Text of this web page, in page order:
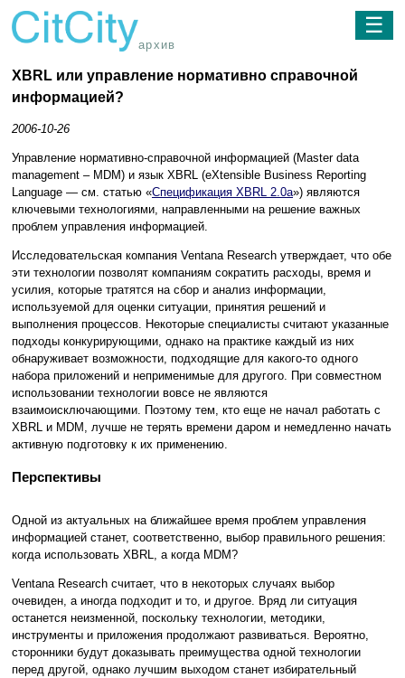
архив
☰
XBRL или управление нормативно справочной
информацией?
2006-10-26
Управление нормативно-справочной информацией (Master data
management – MDM) и язык XBRL (eXtensible Business Reporting
Language — cм. статью «Спецификация XBRL 2.0a») являются
ключевыми технологиями, направленными на решение важных
проблем управления информацией.
Исследовательская компания Ventana Research утверждает, что обе
эти технологии позволят компаниям сократить расходы, время и
усилия, которые тратятся на сбор и анализ информации,
используемой для оценки ситуации, принятия решений и
выполнения процессов. Некоторые специалисты считают указанные
подходы конкурирующими, однако на практике каждый из них
обнаруживает возможности, подходящие для какого-то одного
набора приложений и неприменимые для другого. При совместном
использовании технологии вовсе не являются
взаимоисключающими. Поэтому тем, кто еще не начал работать с
XBRL и MDM, лучше не терять времени даром и немедленно начать
активную подготовку к их применению.
Перспективы
Одной из актуальных на ближайшее время проблем управления
информацией станет, соответственно, выбор правильного решения:
когда использовать XBRL, а когда MDM?
Ventana Research считает, что в некоторых случаях выбор
очевиден, а иногда подходит и то, и другое. Вряд ли ситуация
останется неизменной, поскольку технологии, методики,
инструменты и приложения продолжают развиваться. Вероятно,
сторонники будут доказывать преимущества одной технологии
перед другой, однако лучшим выходом станет избирательный